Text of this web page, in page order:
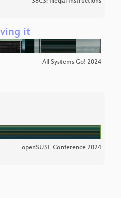
it
All Systems Go! 2024
openSUSE Conference 2024